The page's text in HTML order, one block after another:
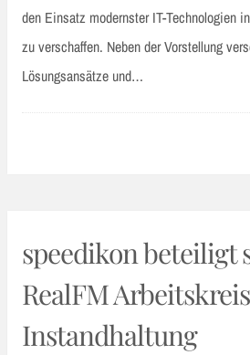
den Einsatz modernster IT-Technologien
zu verschaffen. Neben der Vorstellung
Lösungsansätze und…
speedikon beteiligt
RealFM Arbeitskreis
Instandhaltung